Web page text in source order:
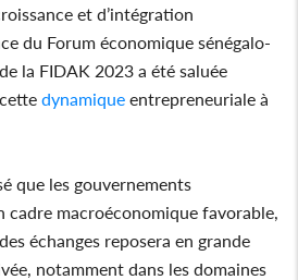
et d’intégration
du Forum économique sénégalo-
la FIDAK 2023 a été saluée
dynamique entrepreneuriale à
que les gouvernements
macroéconomique favorable,
échanges reposera en grande
notamment dans les domaines